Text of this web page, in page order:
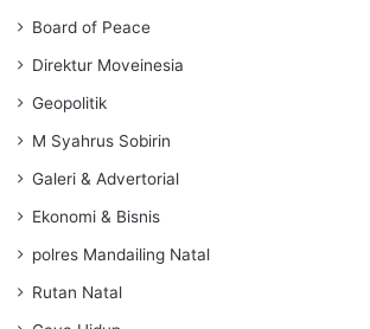
Board of Peace
Direktur Moveinesia
Geopolitik
M Syahrus Sobirin
Galeri & Advertorial
Ekonomi & Bisnis
polres Mandailing Natal
Rutan Natal